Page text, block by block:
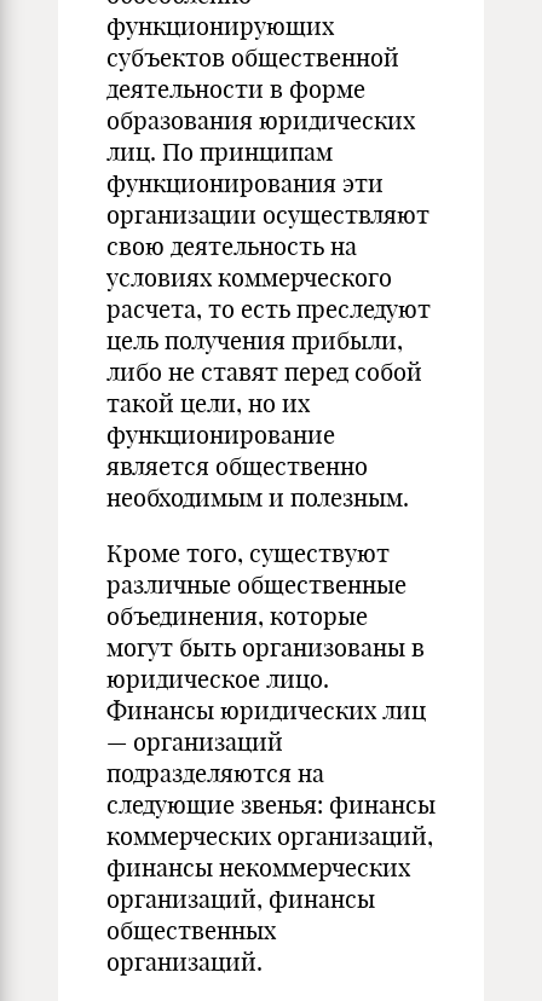
функционирующих
субъектов общественной
деятельности в форме
образования юридических
лиц. По принципам
функционирования эти
организации осуществляют
свою деятельность на
условиях коммерческого
расчета, то есть преследуют
цель получения прибыли,
либо не ставят перед собой
такой цели, но их
функционирование
является общественно
необходимым и полезным.
Кроме того, существуют
различные общественные
объединения, которые
могут быть организованы в
юридическое лицо.
Финансы юридических лиц
— организаций
подразделяются на
следующие звенья: финансы
коммерческих организаций,
финансы некоммерческих
организаций, финансы
общественных
организаций.